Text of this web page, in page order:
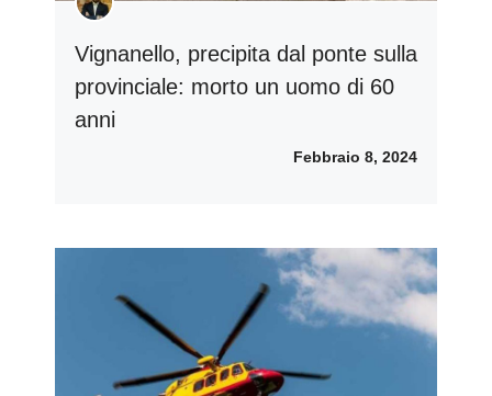
Vignanello, precipita dal ponte sulla
provinciale: morto un uomo di 60
anni
Febbraio 8, 2024